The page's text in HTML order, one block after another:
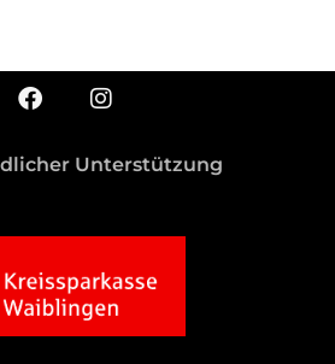
Unterstützung